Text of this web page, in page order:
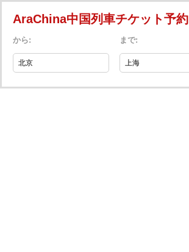
AraChina中国列車チケット予約
から: まで: